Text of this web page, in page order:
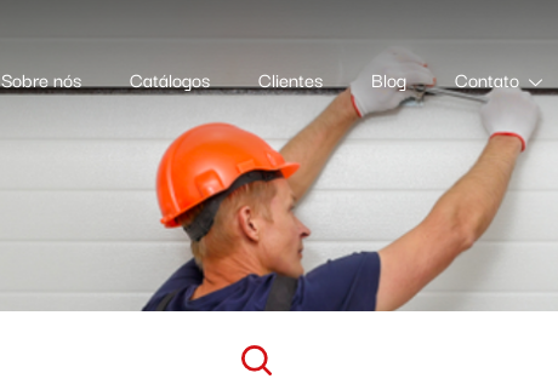
Sobre nós Catálogos Clientes Blog Contato